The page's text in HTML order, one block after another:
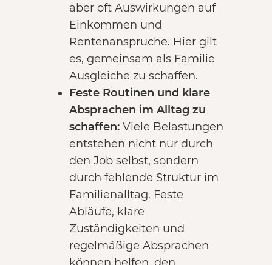
aber oft Auswirkungen auf
Einkommen und
Rentenansprüche. Hier gilt
es, gemeinsam als Familie
Ausgleiche zu schaffen.
Feste Routinen und klare
Absprachen im Alltag zu
schaffen: Viele Belastungen
entstehen nicht nur durch
den Job selbst, sondern
durch fehlende Struktur im
Familienalltag. Feste
Abläufe, klare
Zuständigkeiten und
regelmäßige Absprachen
können helfen, den